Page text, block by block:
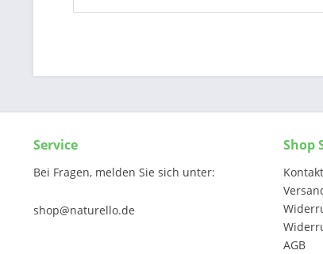
Service
Bei Fragen, melden Sie sich unter:
shop@naturello.de
Shop
Kontakt
AGB